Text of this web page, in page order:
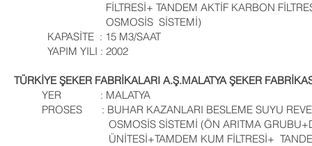
FİLTRESİ+ TANDEM AKTİF KARBON
OSMOSİS SİSTEMİ)
KAPASİTE : 15 M3/SAAT
YAPIM YILI : 2002
TÜRKİYE ŞEKER FABRİKALARI A.Ş.MALATYA ŞEKER
YER : MALATYA
PROSES : BUHAR KAZANLARI BESLEME SUYU
OSMOSİS SİSTEMİ (ÖN ARITMA
ÜNİTESİ+TAMDEM KUM FİLTRESİ+